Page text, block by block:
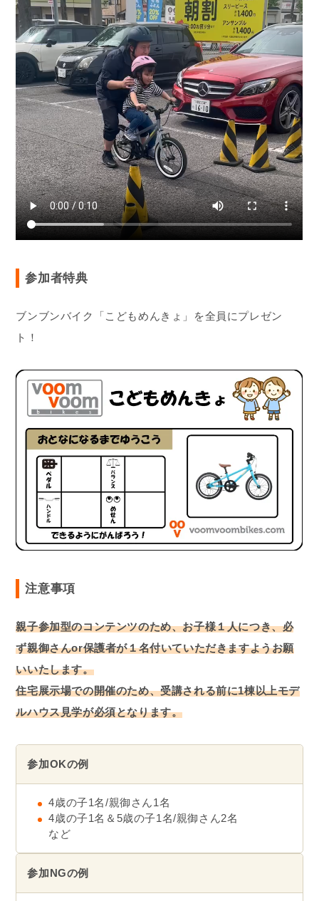
参加者特典
ブンブンバイク「こどもめんきょ」を全員にプレゼン
ト！
注意事項
親子参加型のコンテンツのため、お子様１人につき、必
ず親御さんor保護者が１名付いていただきますようお願
いいたします。
住宅展示場での開催のため、受講される前に1棟以上モデ
ルハウス見学が必須となります。
参加OKの例
4歳の子1名/親御さん1名
4歳の子1名＆5歳の子1名/親御さん2名
など
参加NGの例